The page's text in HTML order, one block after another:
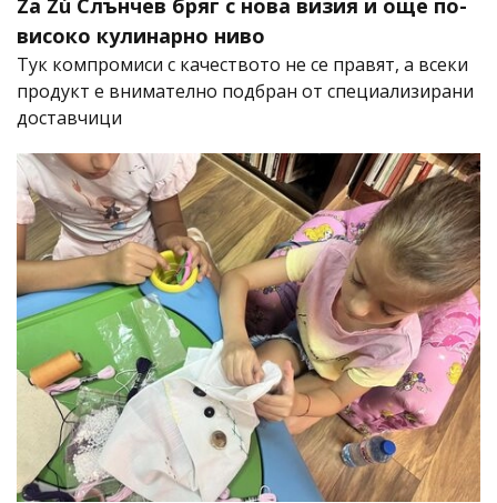
Za Zú Слънчев бряг с нова визия и още по-
високо кулинарно ниво
Тук компромиси с качеството не се правят, а всеки
продукт е внимателно подбран от специализирани
доставчици